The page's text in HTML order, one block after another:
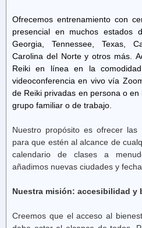
Ofrecemos entrenamiento con
presencial en muchos estados
Georgia, Tennessee, Texas,
Carolina del Norte y otros más.
Reiki en línea en la
videoconferencia en vivo vía
de Reiki privadas en persona o
grupo familiar o de trabajo.
Nuestro propósito es ofrecer
para que estén al alcance de
calendario de clases a
añadimos nuevas ciudades y
Nuestra misión: accesibilidad y
Creemos que el acceso al